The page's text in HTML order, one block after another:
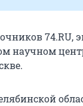
74.RU,
научном